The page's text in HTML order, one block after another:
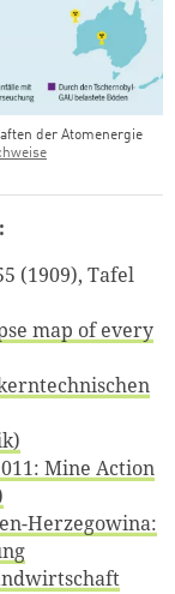
der Atomenergie
(1909), Tafel
map of every
Mine Action
Herzegowina: